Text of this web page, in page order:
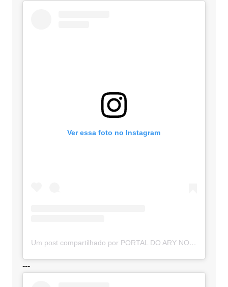
Ver essa foto no Instagram
Um post compartilhado por PORTAL DO ARY NOTÍCIAS (@portaldoarynoticias)
---